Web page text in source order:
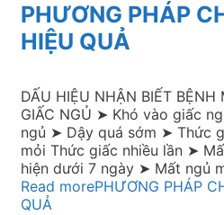
PHƯƠNG PHÁP
HIỆU QUẢ
DẤU HIỆU NHẬN BIẾT BỆNH
GIẤC NGỦ ➤ Khó vào giấc
ngủ ➤ Dậy quá sớm ➤ Thức
mỏi Thức giấc nhiều lần ➤
hiện dưới 7 ngày ➤ Mất ngủ
Read morePHƯƠNG PHÁP
QUẢ